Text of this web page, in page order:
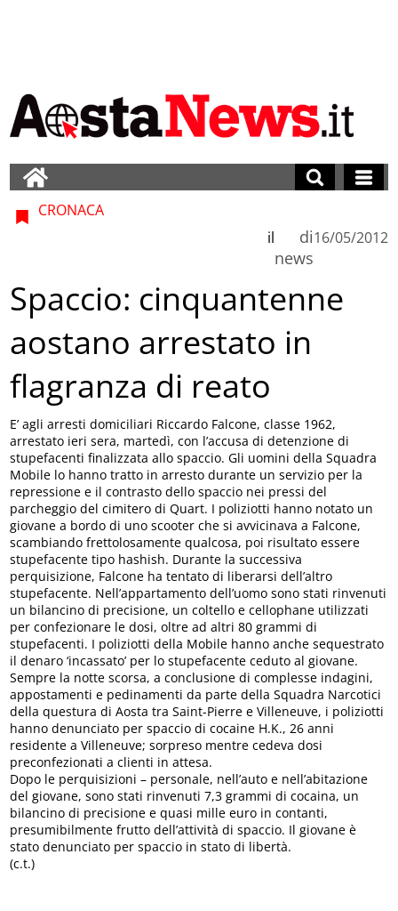
CRONACA
di
news
il 16/05/2012
Spaccio: cinquantenne
aostano arrestato in
flagranza di reato
E’ agli arresti domiciliari Riccardo Falcone, classe 1962,
arrestato ieri sera, martedì, con l’accusa di detenzione di
stupefacenti finalizzata allo spaccio. Gli uomini della Squadra
Mobile lo hanno tratto in arresto durante un servizio per la
repressione e il contrasto dello spaccio nei pressi del
parcheggio del cimitero di Quart. I poliziotti hanno notato un
giovane a bordo di uno scooter che si avvicinava a Falcone,
scambiando frettolosamente qualcosa, poi risultato essere
stupefacente tipo hashish. Durante la successiva
perquisizione, Falcone ha tentato di liberarsi dell’altro
stupefacente. Nell’appartamento dell’uomo sono stati rinvenuti
un bilancino di precisione, un coltello e cellophane utilizzati
per confezionare le dosi, oltre ad altri 80 grammi di
stupefacenti. I poliziotti della Mobile hanno anche sequestrato
il denaro ‘incassato’ per lo stupefacente ceduto al giovane.
Sempre la notte scorsa, a conclusione di complesse indagini,
appostamenti e pedinamenti da parte della Squadra Narcotici
della questura di Aosta tra Saint-Pierre e Villeneuve, i poliziotti
hanno denunciato per spaccio di cocaine H.K., 26 anni
residente a Villeneuve; sorpreso mentre cedeva dosi
preconfezionati a clienti in attesa.
Dopo le perquisizioni – personale, nell’auto e nell’abitazione
del giovane, sono stati rinvenuti 7,3 grammi di cocaina, un
bilancino di precisione e quasi mille euro in contanti,
presumibilmente frutto dell’attività di spaccio. Il giovane è
stato denunciato per spaccio in stato di libertà.
(c.t.)